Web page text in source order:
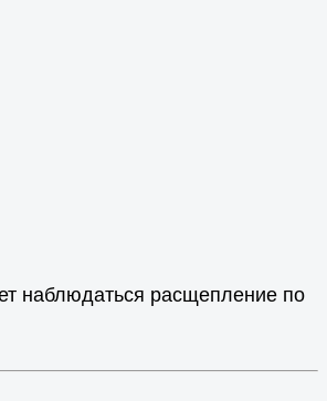
наблюдаться расщепление по